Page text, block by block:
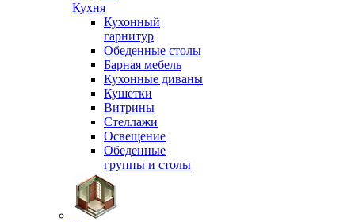
Кухня
Кухонный
гарнитур
Обеденные столы
Барная мебель
Кухонные диваны
Кушетки
Витрины
Стеллажи
Освещение
Обеденные
группы и столы